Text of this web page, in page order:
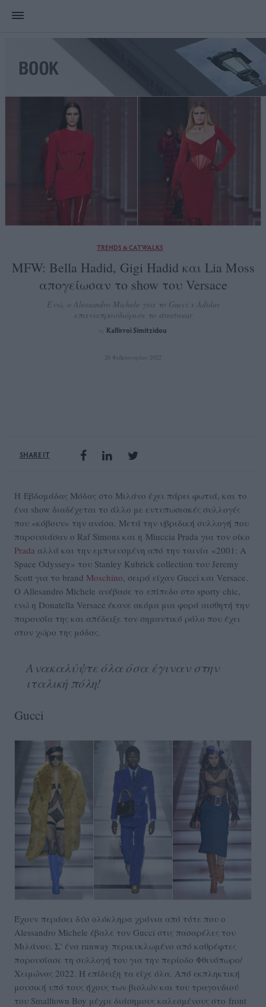
TRENDS & CATWALKS
MFW: Bella Hadid, Gigi Hadid και Lia Moss
απογείωσαν το show του Versace
Ενώ, ο Alessandro Michele για το Gucci x Adidas
επαναπροσδιόρισε το streetwear
Kallirroi Simitzidou
26 Φεβρουαρίου 2022
SHARE IT
Η Εβδομάδας Μόδας στο Μιλάνο έχει πάρει φωτιά, και το
ένα show διαδέχεται το άλλο με εντυπωσιακές συλλογές
που «κόβουν» την ανάσα. Μετά την υβριδική συλλογή που
παρουσιάσαν ο Raf Simons και η Miuccia Prada για τον οίκο
Prada αλλά και την εμπνευσμένη από την ταινία «2001: A
Space Odyssey» του Stanley Kubrick collection του Jeremy
Scott για το brand Moschino, σειρά είχαν Gucci και Versace.
O Allesandro Michele ανέβασε το επίπεδο στο sporty chic,
ενώ η Donatella Versace έκανε ακόμα μια φορά αισθητή την
παρουσία της και απέδειξε τον σημαντικό ρόλο που έχει
στον χώρο της μόδας.
Ανακαλύψτε όλα όσα έγιναν στην
ιταλική πόλη!
Gucci
Έχουν περάσει δύο ολόκληρα χρόνια από τότε που ο
Alessandro Michele έβαλε τον Gucci στις πασαρέλες του
Μιλάνου. Σ' ένα runway περικυκλωμένο από καθρέφτες
παρουσίασε τη συλλογή του για την περίοδο Φθινόπωρο/
Χειμώνας 2022. Η επίδειξη τα είχε όλα. Από εκπληκτική
μουσική υπό τους ήχους των βιολών και του τραγουδιού
του Smalltown Boy μέχρι διάσημους καλεσμένους στο front